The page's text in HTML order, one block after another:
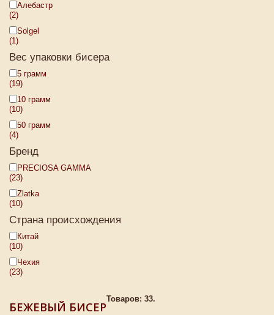
Алебастр
(2)
Solgel
(1)
Вес упаковки бисера
5 грамм
(19)
10 грамм
(10)
50 грамм
(4)
Бренд
PRECIOSA GAMMA
(23)
Zlatka
(10)
Страна происхождения
Китай
(10)
Чехия
(23)
БЕЖЕВЫЙ БИСЕР
Товаров: 33.